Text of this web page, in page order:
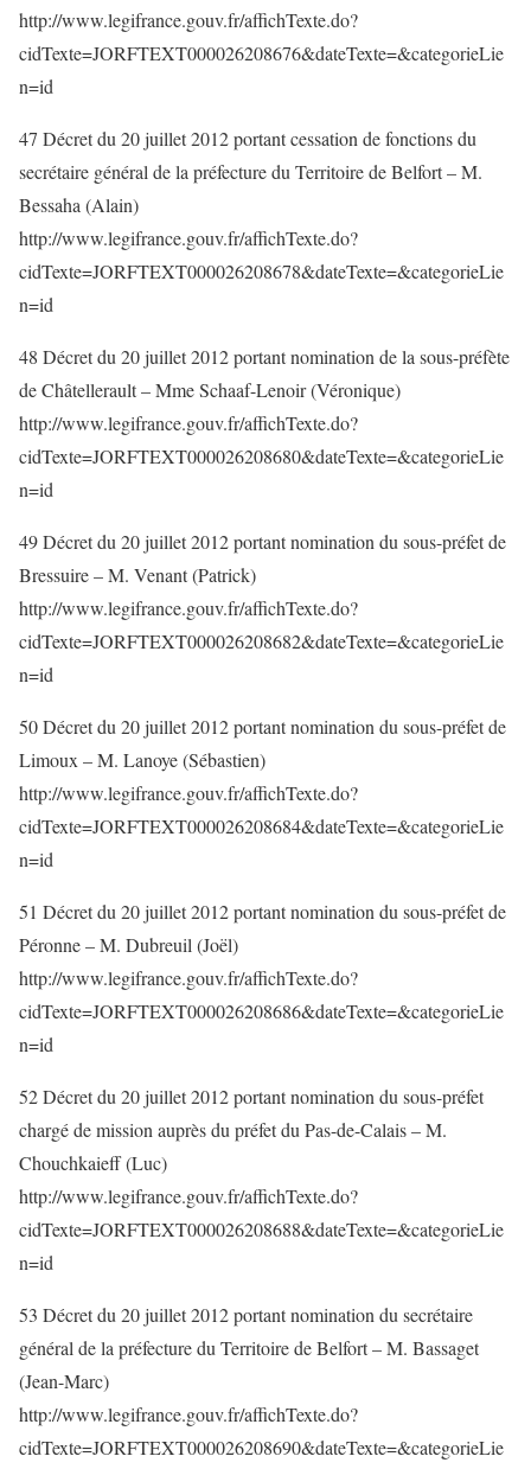
http://www.legifrance.gouv.fr/affichTexte.do?
cidTexte=JORFTEXT000026208676&dateTexte=&categorieLie
n=id
47 Décret du 20 juillet 2012 portant cessation de fonctions du
secrétaire général de la préfecture du Territoire de Belfort – M.
Bessaha (Alain)
http://www.legifrance.gouv.fr/affichTexte.do?
cidTexte=JORFTEXT000026208678&dateTexte=&categorieLie
n=id
48 Décret du 20 juillet 2012 portant nomination de la sous-préfète
de Châtellerault – Mme Schaaf-Lenoir (Véronique)
http://www.legifrance.gouv.fr/affichTexte.do?
cidTexte=JORFTEXT000026208680&dateTexte=&categorieLie
n=id
49 Décret du 20 juillet 2012 portant nomination du sous-préfet de
Bressuire – M. Venant (Patrick)
http://www.legifrance.gouv.fr/affichTexte.do?
cidTexte=JORFTEXT000026208682&dateTexte=&categorieLie
n=id
50 Décret du 20 juillet 2012 portant nomination du sous-préfet de
Limoux – M. Lanoye (Sébastien)
http://www.legifrance.gouv.fr/affichTexte.do?
cidTexte=JORFTEXT000026208684&dateTexte=&categorieLie
n=id
51 Décret du 20 juillet 2012 portant nomination du sous-préfet de
Péronne – M. Dubreuil (Joël)
http://www.legifrance.gouv.fr/affichTexte.do?
cidTexte=JORFTEXT000026208686&dateTexte=&categorieLie
n=id
52 Décret du 20 juillet 2012 portant nomination du sous-préfet
chargé de mission auprès du préfet du Pas-de-Calais – M.
Chouchkaieff (Luc)
http://www.legifrance.gouv.fr/affichTexte.do?
cidTexte=JORFTEXT000026208688&dateTexte=&categorieLie
n=id
53 Décret du 20 juillet 2012 portant nomination du secrétaire
général de la préfecture du Territoire de Belfort – M. Bassaget
(Jean-Marc)
http://www.legifrance.gouv.fr/affichTexte.do?
cidTexte=JORFTEXT000026208690&dateTexte=&categorieLie